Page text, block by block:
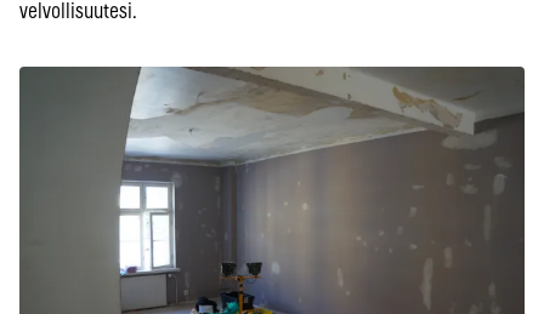
velvollisuutesi.